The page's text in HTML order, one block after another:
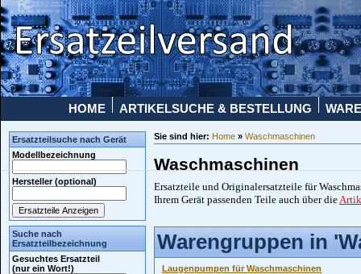
HOME ARTIKELSUCHE & BESTELLUNG
Ersatzteilsuche nach Gerät
Modellbezeichnung
Hersteller (optional)
Suche nach
Ersatzteilbezeichnung
Gesuchtes Ersatzteil
(nur ein Wort!)
Sie sind hier: Home » Waschmaschinen
Waschmaschinen
Ersatzteile und Originalersatzteile für
Ihrem Gerät passenden Teile auch über die
Warengruppen in
Laugenpumpen für Waschmaschinen